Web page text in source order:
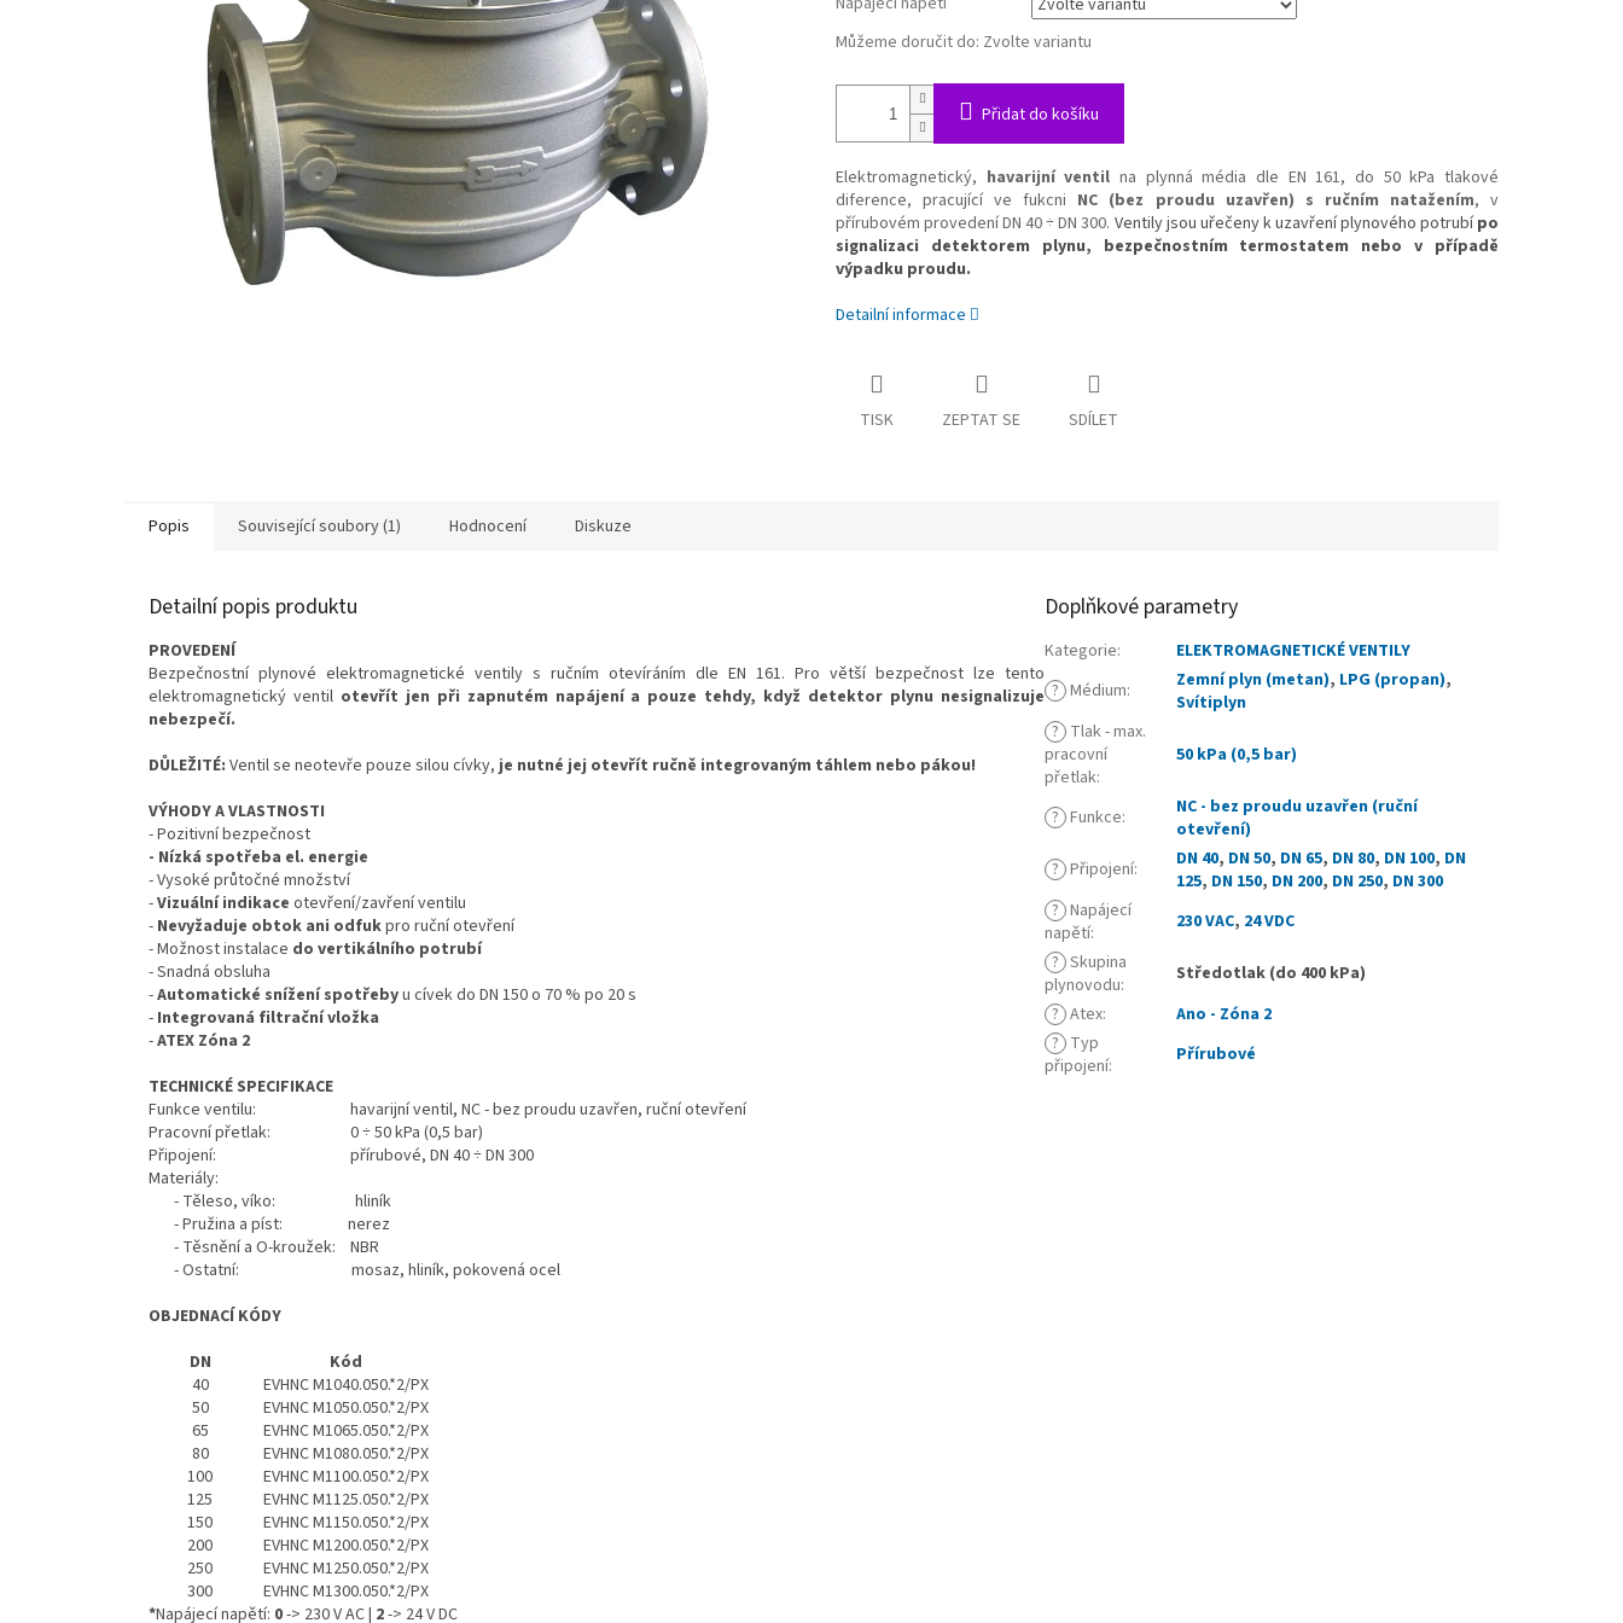
Můžeme doručit do: Zvolte variantu
Přidat do košíku
Elektromagnetický, havarijní ventil na plynná média dle EN 161, do 50 kPa tlakové
diference, pracující ve fukcni NC (bez proudu uzavřen) s ručním natažením, v
přírubovém provedení DN 40 ÷ DN 300. Ventily jsou uřečeny k uzavření plynového potrubípo
signalizaci detektorem plynu, bezpečnostním termostatem nebo v případě
výpadku proudu.
Detailní informace
TISK ZEPTAT SE SDÍLET
Popis Související soubory (1) Hodnocení Diskuze
Detailní popis produktu
PROVEDENÍ
Bezpečnostní plynové elektromagnetické ventily s ručním otevíráním dle EN 161. Pro větší bezpečnost lze tento
elektromagnetický ventil otevřít jen při zapnutém napájení a pouze tehdy, když detektor plynu nesignalizuje
nebezpečí.
DŮLEŽITÉ: Ventil se neotevře pouze silou cívky,je nutné jej otevřít ručně integrovaným táhlem nebo pákou!
VÝHODY A VLASTNOSTI
- Pozitivní bezpečnost
- Nízká spotřeba el. energie
- Vysoké průtočné množství
-Vizuální indikace otevření/zavření ventilu
- Nevyžaduje obtok ani odfukpro ruční otevření
- Možnost instalace do vertikálního potrubí
- Snadná obsluha
-Automatické snížení spotřebyu cívek do DN 150 o 70 % po 20 s
- Integrovaná filtrační vložka
-ATEX Zóna 2
TECHNICKÉ SPECIFIKACE
Funkce ventilu: havarijní ventil, NC - bez proudu uzavřen, ruční otevření
Pracovní přetlak: 0 ÷ 50 kPa (0,5 bar)
Připojení: přírubové, DN 40 ÷ DN 300
Materiály:
- Těleso, víko: hliník
- Pružina a píst: nerez
- Těsnění a O-kroužek: NBR
- Ostatní: mosaz, hliník, pokovená ocel
OBJEDNACÍ KÓDY
DN
Kód
40
EVHNC M1040.050.*2/PX
50
EVHNC M1050.050.*2/PX
65
EVHNC M1065.050.*2/PX
80
EVHNC M1080.050.*2/PX
100
EVHNC M1100.050.*2/PX
125
EVHNC M1125.050.*2/PX
150
EVHNC M1150.050.*2/PX
200
EVHNC M1200.050.*2/PX
250
EVHNC M1250.050.*2/PX
300
EVHNC M1300.050.*2/PX
*Napájecí napětí: 0-> 230 V AC | 2-> 24 V DC
Doplňkové parametry
Kategorie:
ELEKTROMAGNETICKÉ VENTILY
? Médium: Zemní plyn (metan), LPG (propan),
Svítiplyn
? Tlak - max.
pracovní
přetlak:
50 kPa (0,5 bar)
? Funkce:
NC - bez proudu uzavřen (ruční
otevření)
? Připojení: DN 40, DN 50, DN 65, DN 80, DN 100, DN
125, DN 150, DN 200, DN 250, DN 300
? Napájecí
napětí: 230 VAC, 24 VDC
? Skupina
plynovodu:
Středotlak (do 400 kPa)
? Atex:
Ano - Zóna 2
? Typ
připojení: Přírubové